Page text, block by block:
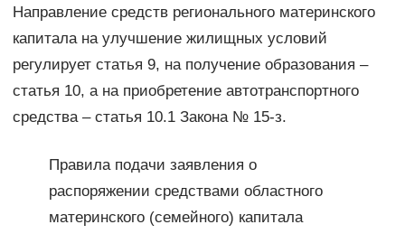
Направление средств регионального материнского
капитала на улучшение жилищных условий
регулирует статья 9, на получение образования –
статья 10, а на приобретение автотранспортного
средства – статья 10.1 Закона № 15-з.
Правила подачи заявления о
распоряжении средствами областного
материнского (семейного) капитала